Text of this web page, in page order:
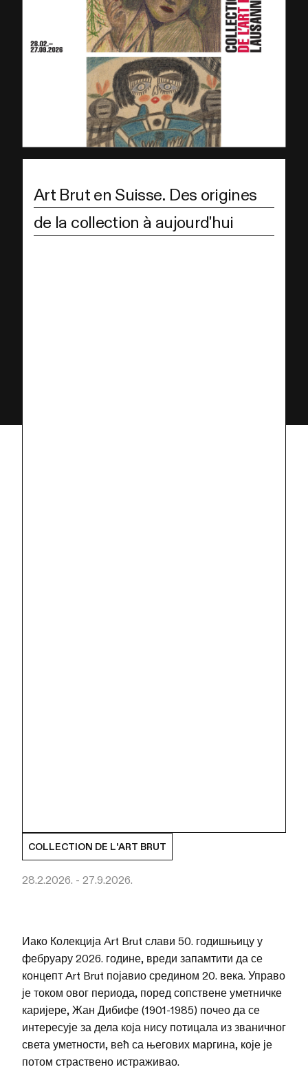
Art Brut en Suisse. Des origines
de la collection à aujourd'hui
COLLECTION DE L'ART BRUT
28.2.2026. - 27.9.2026.
Иако Колекција Art Brut слави 50. годишњицу у
фебруару 2026. године, вреди запамтити да се
концепт Art Brut појавио средином 20. века. Управо
је током овог периода, поред сопствене уметничке
каријере, Жан Дибифе (1901-1985) почео да се
интересује за дела која нису потицала из званичног
света уметности, већ са његових маргина, које је
потом страствено истраживао.